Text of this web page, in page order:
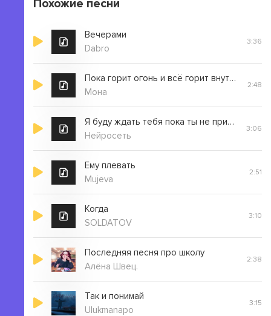
Похожие песни
Вечерами
Dabro
3:36
Пока горит огонь и всё горит внутри
Мона
2:48
Я буду ждать тебя пока ты не придёшь
Нейросеть
3:06
Ему плевать
Mujeva
2:51
Когда
SOLDATOV
3:10
Последняя песня про школу
Алёна Швец.
2:38
Так и понимай
Ulukmanapo
3:15